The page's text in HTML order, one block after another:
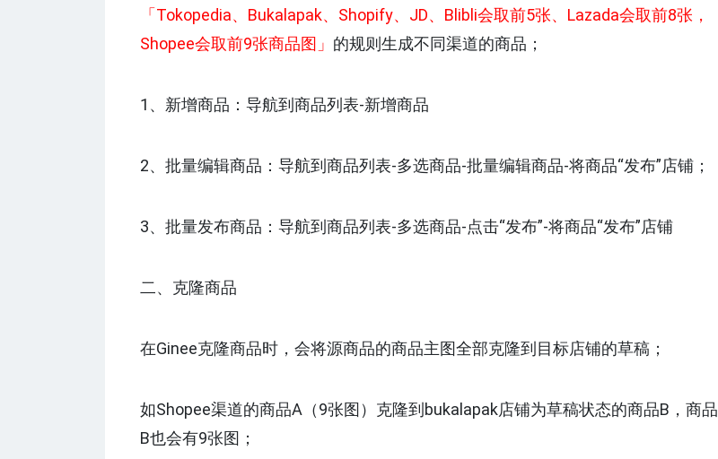
「Tokopedia、Bukalapak、Shopify、JD、Blibli会取前5张、Lazada会取前8张，
Shopee会取前9张商品图」 的规则生成不同渠道的商品；
1、新增商品：导航到商品列表-新增商品
2、批量编辑商品：导航到商品列表-多选商品-批量编辑商品-将商品“发布”店铺；
3、批量发布商品：导航到商品列表-多选商品-点击“发布”-将商品“发布”店铺
二、克隆商品
在Ginee克隆商品时，会将源商品的商品主图全部克隆到目标店铺的草稿；
如Shopee渠道的商品A（9张图）克隆到bukalapak店铺为草稿状态的商品B，商品
B也会有9张图；